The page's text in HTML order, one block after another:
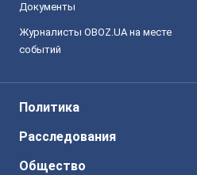
Документы
Журналисты OBOZ.UA на месте
событий
Политика
Расследования
Общество